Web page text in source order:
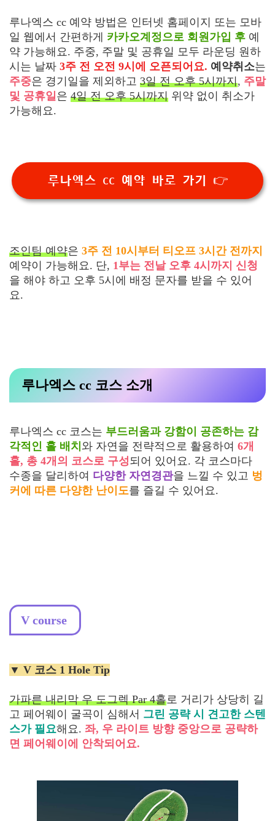
루나엑스 cc 예약 방법은 인터넷 홈페이지 또는 모바
일 웹에서 간편하게
카카오계정으로 회원가입 후 예
약 가능해요. 주중, 주말 및 공휴일 모두 라운딩 원하
시는 날짜 3주 전 오전 9시에 오픈되어요. 예약취소는
주중은 경기일을 제외하고 3일 전 오후 5시까지, 주말
및 공휴일은 4일 전 오후 5시까지 위약 없이 취소가
가능해요.
루나엑스 cc 예약 바로 가기 👉
조인팀 예약은 3주 전 10시부터 티오프 3시간 전까지
예약이 가능해요. 단, 1부는 전날 오후 4시까지 신청
을 해야 하고 오후 5시에 배정 문자를 받을 수 있어
요.
루나엑스 cc 코스 소개
루나엑스 cc 코스는 부드러움과 강함이 공존하는 감
각적인 홀 배치 와 자연을 전략적으로 활용하여 6개
홀, 총 4개의 코스로 구성되어 있어요. 각 코스마다
수종을 달리하여 다양한 자연경관을 느낄 수 있고 벙
커에 따른 다양한 난이도를 즐길 수 있어요.
V course
▼ V 코스 1 Hole Tip
가파른 내리막 우 도그렉 Par 4홀로 거리가 상당히 길
고 페어웨이 굴곡이 심해서 그린 공략 시 견고한 스텐
스가 필요해요. 좌, 우 라이트 방향 중앙으로 공략하
면 페어웨이에 안착되어요.